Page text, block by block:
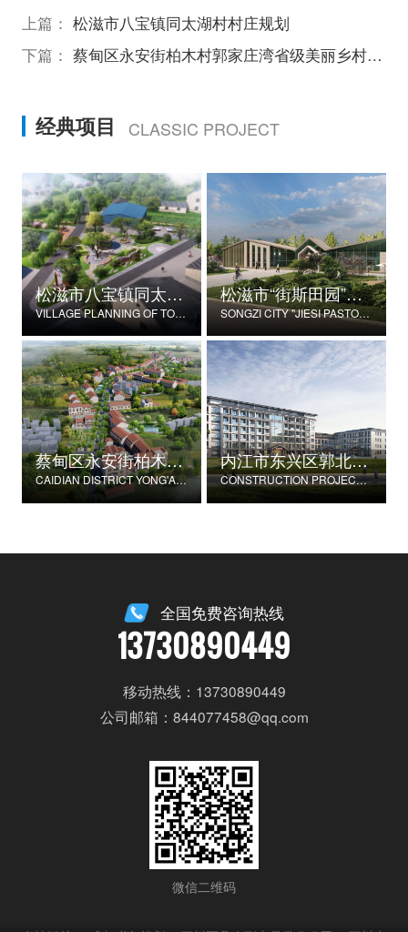
上篇： 松滋市八宝镇同太湖村村庄规划
下篇： 蔡甸区永安街柏木村郭家庄湾省级美丽乡村试点建设项目
经典项目 CLASSIC PROJECT
松滋市八宝镇同太湖村村庄规划
VILLAGE PLANNING OF TONGTAIHU VILLAGE, BABAO TOWN, SONGZI CITY
松滋市“街斯田园”美丽乡村示范片建设项目
SONGZI CITY "JIESI PASTORAL" BEAUTIFUL RURAL DEMONSTRATION FILM CONSTRUCTION PROJECT
蔡甸区永安街柏木村郭家庄湾省级美丽乡村试点建设项目
CAIDIAN DISTRICT YONG'AN STREET CYPRESS VILLAGE GUOJIAZHUANG BAY PROVINCIAL BEAUTIFUL VILLAGE PILOT CONSTRUCTION PROJECT
内江市东兴区郭北养老服务中心建设项目
CONSTRUCTION PROJECT OF GUOBEI ELDERLY SERVICE CENTER IN DONGXING DISTRICT, NEIJIANG CITY
全国免费咨询热线
13730890449
移动热线：13730890449
公司邮箱：844077458@qq.com
微信二维码